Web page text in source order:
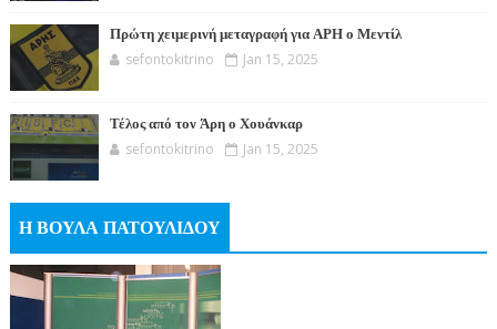
Πρώτη χειμερινή μεταγραφή για ΑΡΗ ο Μεντίλ
sefontokitrino Jan 15, 2025
Τέλος από τον Άρη ο Χουάνκαρ
sefontokitrino Jan 15, 2025
Η ΒΟΥΛΑ ΠΑΤΟΥΛΙΔΟΥ